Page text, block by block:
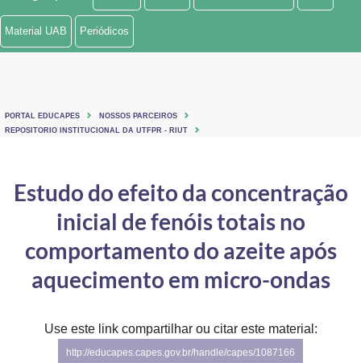
Ministério de Minas e Energia
Ministério do Turismo
Controladoria-Geral da União
Gabinete de Segurança Institucional
Material UAB Periódicos
PORTAL EDUCAPES
NOSSOS PARCEIROS
REPOSITORIO INSTITUCIONAL DA UTFPR - RIUT
Estudo do efeito da concentração
inicial de fenóis totais no
comportamento do azeite após
aquecimento em micro-ondas
Use este link compartilhar ou citar este material:
http://educapes.capes.gov.br/handle/capes/1087166